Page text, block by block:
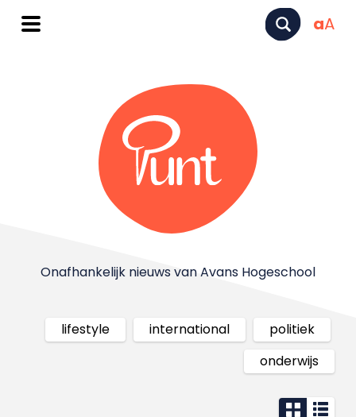
aA
Onafhankelijk nieuws van Avans Hogeschool
lifestyle international
politiek
onderwijs